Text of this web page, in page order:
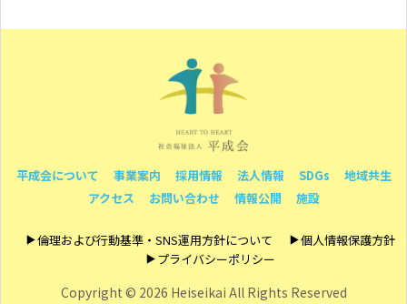
平成会について 事業案内 採用情報 法人情報 SDGs
地域共生
アクセス
お問い合わせ 情報公開 施設
倫理および行動基準・SNS運用方針について
個人情報保護方針
プライバシーポリシー
Copyright © 2026 Heiseikai All Rights Reserved